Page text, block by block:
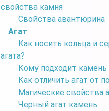
свойства камня
Свойства авантюрина
Агат
Как носить кольца и
агата?
Кому подходит камень
Как отличить агат от
Магические свойства
Черный агат камень: